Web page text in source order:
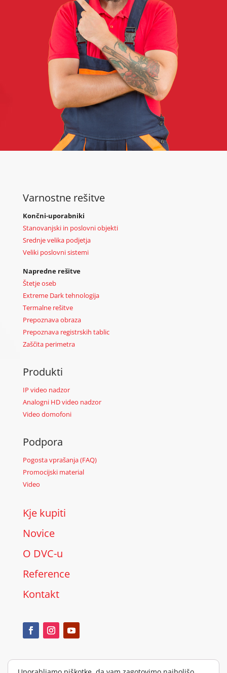
Varnostne rešitve
Končni-uporabniki
Stanovanjski in poslovni objekti
Srednje velika podjetja
Veliki poslovni sistemi
Napredne rešitve
Štetje oseb
Extreme Dark tehnologija
Termalne rešitve
Prepoznava obraza
Prepoznava registrskih tablic
Zaščita perimetra
Produkti
IP video nadzor
Analogni HD video nadzor
Video domofoni
Podpora
Pogosta vprašanja (FAQ)
Promocijski material
Video
Kje kupiti
Novice
O DVC-u
Reference
Kontakt